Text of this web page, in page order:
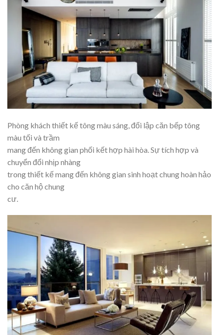
Phòng khách thiết kế tông màu sáng, đối lập căn bếp tông
màu tối và trầm
mang đến không gian phối kết hợp hài hòa. Sự tích hợp và
chuyển đổi nhịp nhàng
trong thiết kế mang đến không gian sinh hoạt chung hoàn hảo
cho căn hộ chung
cư.